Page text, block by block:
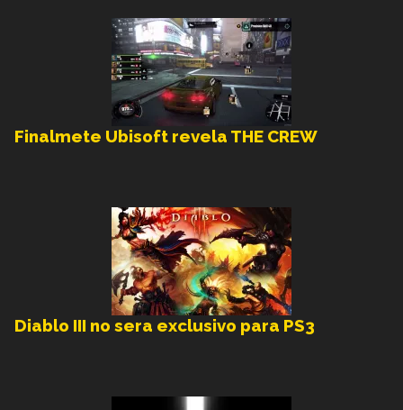
Finalmete Ubisoft revela THE CREW
Diablo III no sera exclusivo para PS3